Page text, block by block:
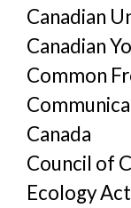
Canadian
Canadian
Common
Canada
Council of
Ecology